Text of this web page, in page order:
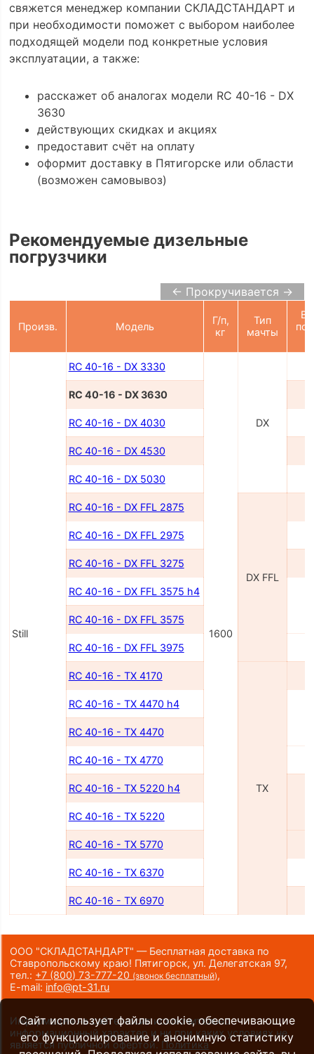
свяжется менеджер компании СКЛАДСТАНДАРТ и
при необходимости поможет с выбором наиболее
подходящей модели под конкретные условия
эксплуатации, а также:
расскажет об аналогах модели RC 40-16 - DX
3630
действующих скидках и акциях
предоставит счёт на оплату
оформит доставку в Пятигорске или области
(возможен самовывоз)
Рекомендуемые дизельные
погрузчики
← Прокручивается →
Произв. Модель
Г/п,
кг
Тип
мачты
Still
RC 40-16 - DX 3330
1600
DX
RC 40-16 - DX 3630
RC 40-16 - DX 4030
RC 40-16 - DX 4530
RC 40-16 - DX 5030
RC 40-16 - DX FFL 2875
DX FFL
RC 40-16 - DX FFL 2975
RC 40-16 - DX FFL 3275
RC 40-16 - DX FFL 3575 h4
RC 40-16 - DX FFL 3575
RC 40-16 - DX FFL 3975
RC 40-16 - TX 4170
TX
RC 40-16 - TX 4470 h4
RC 40-16 - TX 4470
RC 40-16 - TX 4770
RC 40-16 - TX 5220 h4
RC 40-16 - TX 5220
RC 40-16 - TX 5770
RC 40-16 - TX 6370
RC 40-16 - TX 6970
ООО "СКЛАДСТАНДАРТ" — Бесплатная доставка по
Ставропольскому краю! Пятигорск, ул. Делегатская 97,
тел.: +7 (800) 73-777-20 (звонок бесплатный),
E-mail: info@pt-31.ru
Информация на сайте носит исключительно
информационный характер и ни при каких условиях не
является публичной офертой. Политика
Сайт использует файлы cookie, обеспечивающие
его функционирование и анонимную статистику